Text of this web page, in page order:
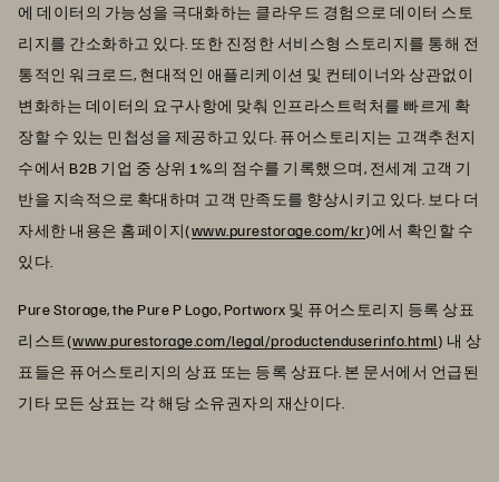
에 데이터의 가능성을 극대화하는 클라우드 경험으로 데이터 스토
리지를 간소화하고 있다. 또한 진정한 서비스형 스토리지를 통해 전
통적인 워크로드, 현대적인 애플리케이션 및 컨테이너와 상관없이
변화하는 데이터의 요구사항에 맞춰 인프라스트럭처를 빠르게 확
장할 수 있는 민첩성을 제공하고 있다. 퓨어스토리지는 고객추천지
수에서 B2B 기업 중 상위 1%의 점수를 기록했으며, 전세계 고객 기
반을 지속적으로 확대하며 고객 만족도를 향상시키고 있다. 보다 더
자세한 내용은 홈페이지(www.purestorage.com/kr)에서 확인할 수
있다.
Pure Storage, the Pure P Logo, Portworx 및 퓨어스토리지 등록 상표
리스트(www.purestorage.com/legal/productenduserinfo.html) 내 상
표들은 퓨어스토리지의 상표 또는 등록 상표다. 본 문서에서 언급된
기타 모든 상표는 각 해당 소유권자의 재산이다.